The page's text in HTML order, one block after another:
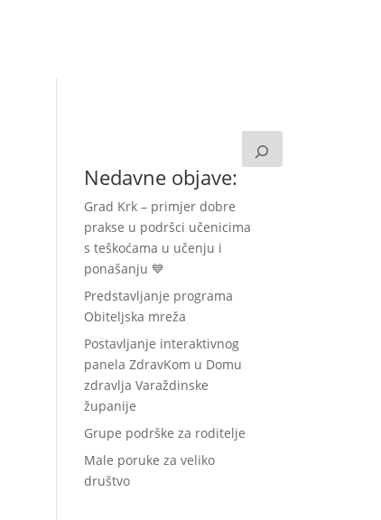
Nedavne objave:
Grad Krk – primjer dobre
prakse u podršci učenicima
s teškoćama u učenju i
ponašanju 💙
Predstavljanje programa
Obiteljska mreža
Postavljanje interaktivnog
panela ZdravKom u Domu
zdravlja Varaždinske
županije
Grupe podrške za roditelje
Male poruke za veliko
društvo